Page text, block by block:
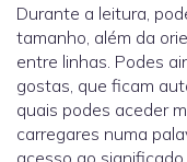
Durante a leitura,
tamanho, além da
entre linhas. Podes
gostas, que ficam
quais podes aceder
carregares numa
acesso ao